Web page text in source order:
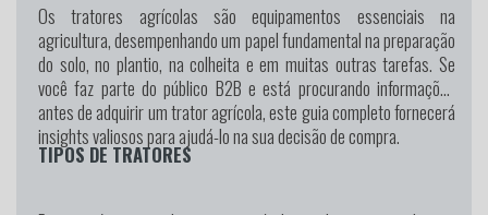
Os tratores agrícolas são equipamentos essenciais na
agricultura, desempenhando um papel fundamental na preparação
do solo, no plantio, na colheita e em muitas outras tarefas. Se
você faz parte do público B2B e está procurando informações
antes de adquirir um trator agrícola, este guia completo fornecerá
insights valiosos para ajudá-lo na sua decisão de compra.
TIPOS DE TRATORES